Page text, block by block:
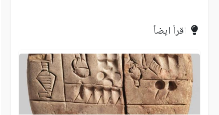
اقرأ ايضاً